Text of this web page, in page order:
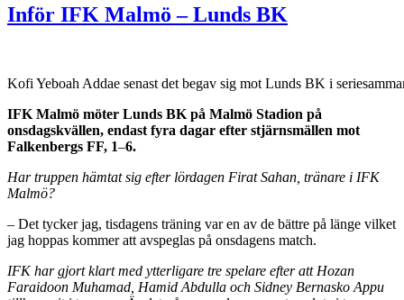
Inför IFK Malmö – Lunds BK
Kofi Yeboah Addae senast det begav sig mot Lunds BK i
IFK Malmö möter Lunds BK på Malmö Stadion på
onsdagskvällen, endast fyra dagar efter stjärnsmällen mot
Falkenbergs FF, 1–6.
Har truppen hämtat sig efter lördagen Firat Sahan, tränare i IFK
Malmö?
– Det tycker jag, tisdagens träning var en av de bättre på länge vilket
jag hoppas kommer att avspeglas på onsdagens match.
IFK har gjort klart med ytterligare tre spelare efter att Hozan
Faraidoon Muhamad, Hamid Abdulla och Sidney Bernasko Appu